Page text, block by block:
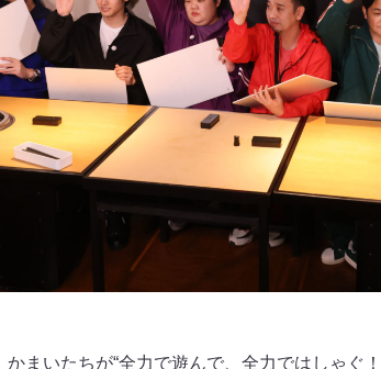
まいたちが“全力で遊んで、全力ではしゃぐ